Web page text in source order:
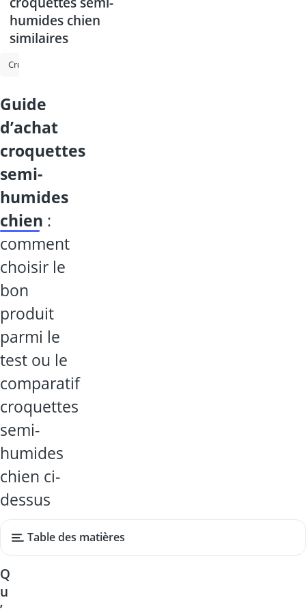
humides chien
similaires
Croquette chien
guide
d’achat
croquettes
semi-
humides
chien :
comment
choisir le
bon
produit
parmi le
test ou le
comparatif
croquettes
semi-
humides
chien ci-
dessus
Table des matières
Q
u
’